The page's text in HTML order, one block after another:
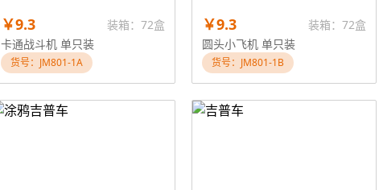
￥9.3
装箱：72盒
卡通战斗机 单只装
货号：JM801-1A
￥9.3
装箱：72盒
圆头小飞机 单只装
货号：JM801-1B